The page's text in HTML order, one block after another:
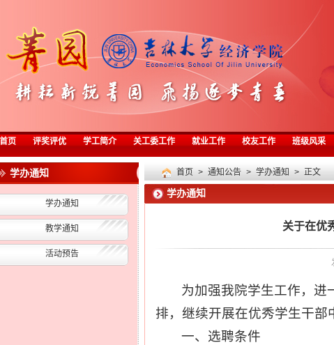
首页 评奖评优 学工简介 关工委工作 就业工作 校友工作 班级风采
学办通知
学办通知
教学通知
活动预告
首页 > 通知公告 > 学办通知 > 正文
学办通知
关于在优
为加强我院学生工作，进
排，继续开展在优秀学生干部
一、选聘条件